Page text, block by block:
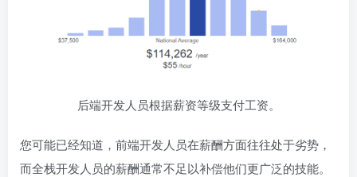
后端开发人员根据薪资等级支付工资。
您可能已经知道，前端开发人员在薪酬方面往往处于劣势，
而全栈开发人员的薪酬通常不足以补偿他们更广泛的技能。